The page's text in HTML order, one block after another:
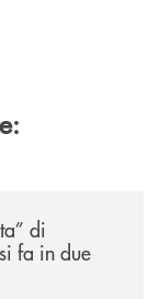
di
fa in due